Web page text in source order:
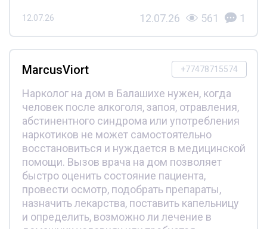
12.07.26 12.07.26 561 1
+77478715574
MarcusViort
Нарколог на дом в Балашихе нужен, когда
человек после алкоголя, запоя, отравления,
абстинентного синдрома или употребления
наркотиков не может самостоятельно
восстановиться и нуждается в медицинской
помощи. Вызов врача на дом позволяет
быстро оценить состояние пациента,
провести осмотр, подобрать препараты,
назначить лекарства, поставить капельницу
и определить, возможно ли лечение в